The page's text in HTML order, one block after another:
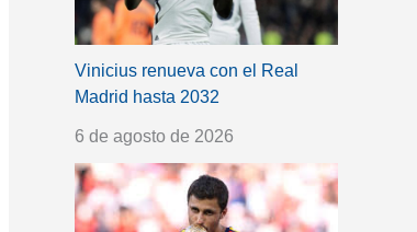
Vinicius renueva con el Real
Madrid hasta 2032
6 de agosto de 2026